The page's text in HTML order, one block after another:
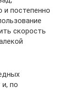
и постепенно
скорость
по